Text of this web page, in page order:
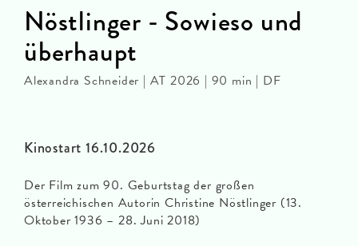
Kinostart 16.10.2026
Der Film zum 90. Geburtstag der großen
österreichischen Autorin Christine Nöstlinger (13.
Oktober 1936 – 28. Juni 2018)
Nöstlinger - Sowieso und
überhaupt
Alexandra Schneider | AT 2026 | 90 min | DF